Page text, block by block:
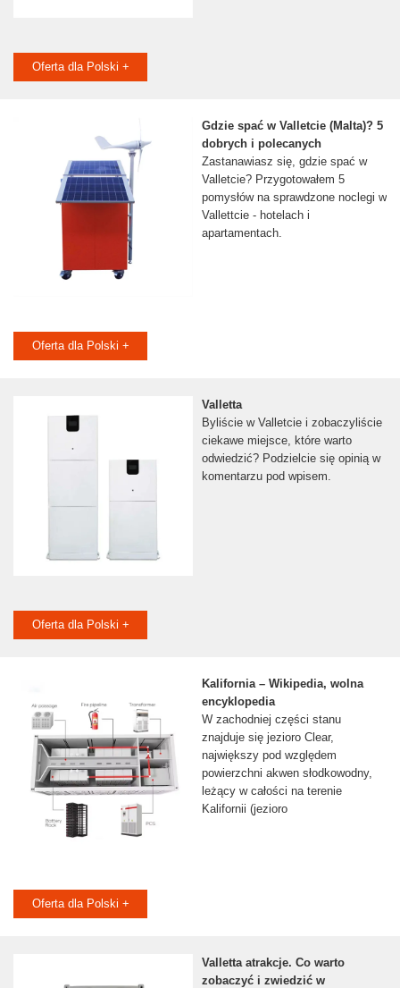
Oferta dla Polski +
Gdzie spać w Valletcie (Malta)? 5
dobrych i polecanych
Zastanawiasz się, gdzie spać w
Valletcie? Przygotowałem 5
pomysłów na sprawdzone noclegi w
Vallettcie - hotelach i
apartamentach.
Oferta dla Polski +
Valletta
Byliście w Valletcie i zobaczyliście
ciekawe miejsce, które warto
odwiedzić? Podzielcie się opinią w
komentarzu pod wpisem.
Oferta dla Polski +
Kalifornia – Wikipedia, wolna
encyklopedia
W zachodniej części stanu
znajduje się jezioro Clear,
największy pod względem
powierzchni akwen słodkowodny,
leżący w całości na terenie
Kalifornii (jezioro
Oferta dla Polski +
Valletta atrakcje. Co warto
zobaczyć i zwiedzić w